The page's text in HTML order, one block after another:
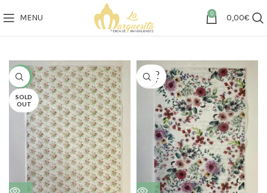
MENU 0 0,00€
SALE
SOLD
OUT
SOLD
OUT